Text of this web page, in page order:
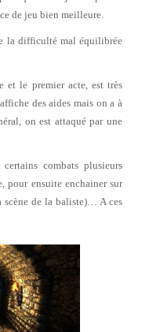
de jeu bien meilleure.
la difficulté mal équilibrée
et le premier acte, est très
des aides mais on a à
on est attaqué par une
combats plusieurs
pour ensuite enchainer sur
scène de la baliste)… A ces